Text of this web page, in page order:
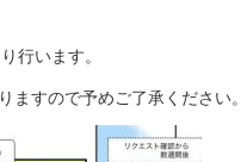
行います。
ますので予めご了承ください。